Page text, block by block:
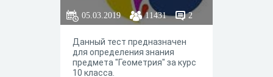
05.03.2019 11431 2
Данный тест предназначен
для определения знания
предмета "Геометрия" за курс
10 класса.